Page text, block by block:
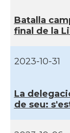
Batalla
final de la
2023-10-31
La
de seu: